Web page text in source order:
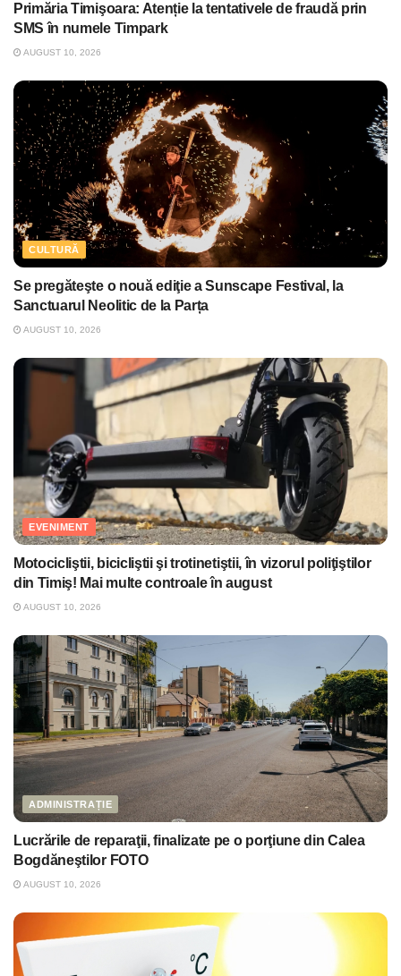
Primăria Timişoara: Atenție la tentativele de fraudă prin
SMS în numele Timpark
AUGUST 10, 2026
CULTURĂ
Se pregăteşte o nouă ediţie a Sunscape Festival, la
Sanctuarul Neolitic de la Parța
AUGUST 10, 2026
EVENIMENT
Motocicliştii, bicicliştii şi trotinetiştii, în vizorul poliţiştilor
din Timiş! Mai multe controale în august
AUGUST 10, 2026
ADMINISTRAȚIE
Lucrările de reparaţii, finalizate pe o porţiune din Calea
Bogdăneştilor FOTO
AUGUST 10, 2026